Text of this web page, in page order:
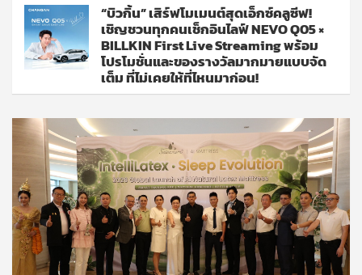
“บิวกิ้น” เสิร์ฟโมเมนต์สุดเอ็กซ์คลูซีฟ!
เชิญชวนทุกคนเช็กอินไลฟ์ NEVO Q05 ×
BILLKIN First Live Streaming พร้อม
โปรโมชั่นและของรางวัลมากมายแบบจัด
เต็ม ที่ไม่เคยให้ที่ไหนมาก่อน!